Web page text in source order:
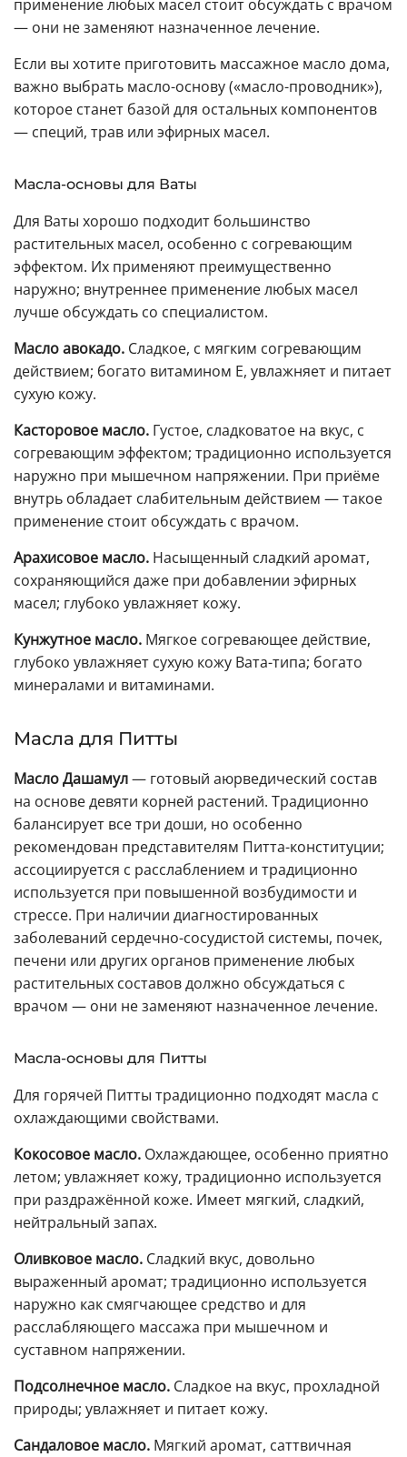
применение любых масел стоит обсуждать с врачом
— они не заменяют назначенное лечение.
Если вы хотите приготовить массажное масло дома,
важно выбрать масло-основу («масло-проводник»),
которое станет базой для остальных компонентов
— специй, трав или эфирных масел.
Масла-основы для Ваты
Для Ваты хорошо подходит большинство
растительных масел, особенно с согревающим
эффектом. Их применяют преимущественно
наружно; внутреннее применение любых масел
лучше обсуждать со специалистом.
Масло авокадо. Сладкое, с мягким согревающим
действием; богато витамином E, увлажняет и питает
сухую кожу.
Касторовое масло. Густое, сладковатое на вкус, с
согревающим эффектом; традиционно используется
наружно при мышечном напряжении. При приёме
внутрь обладает слабительным действием — такое
применение стоит обсуждать с врачом.
Арахисовое масло. Насыщенный сладкий аромат,
сохраняющийся даже при добавлении эфирных
масел; глубоко увлажняет кожу.
Кунжутное масло. Мягкое согревающее действие,
глубоко увлажняет сухую кожу Вата-типа; богато
минералами и витаминами.
Масла для Питты
Масло Дашамул— готовый аюрведический состав
на основе девяти корней растений. Традиционно
балансирует все три доши, но особенно
рекомендован представителям Питта-конституции;
ассоциируется с расслаблением и традиционно
используется при повышенной возбудимости и
стрессе. При наличии диагностированных
заболеваний сердечно-сосудистой системы, почек,
печени или других органов применение любых
растительных составов должно обсуждаться с
врачом — они не заменяют назначенное лечение.
Масла-основы для Питты
Для горячей Питты традиционно подходят масла с
охлаждающими свойствами.
Кокосовое масло. Охлаждающее, особенно приятно
летом; увлажняет кожу, традиционно используется
при раздражённой коже. Имеет мягкий, сладкий,
нейтральный запах.
Оливковое масло. Сладкий вкус, довольно
выраженный аромат; традиционно используется
наружно как смягчающее средство и для
расслабляющего массажа при мышечном и
суставном напряжении.
Подсолнечное масло. Сладкое на вкус, прохладной
природы; увлажняет и питает кожу.
Сандаловое масло. Мягкий аромат, саттвичная